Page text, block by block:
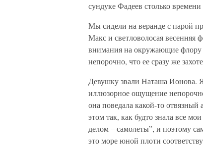
сундуке Фадеев столько
Мы сидели на веранде с парой
Макс и светловолосая весенняя
внимания на окружающие флору
непорочно, что ее сразу же
Девушку звали Наташа Ионова.
иллюзорное ощущение
она поведала какой-то
этом так, как будто знала все
делом – самолеты”, и поэтому
это море юной плоти